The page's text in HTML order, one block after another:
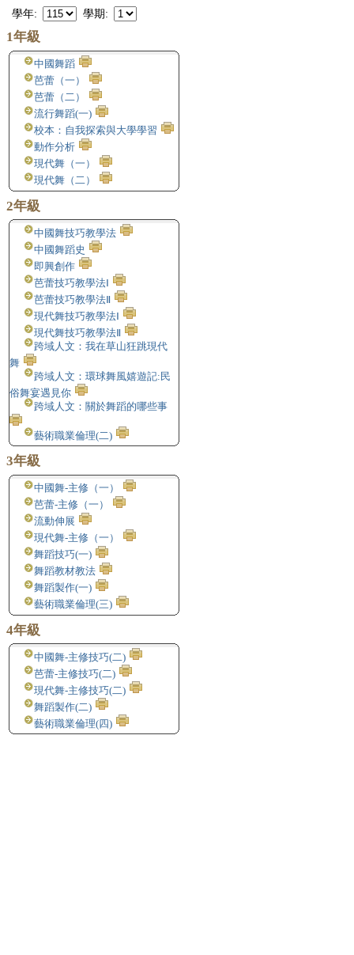
學年: 學期:
1年級
中國舞蹈
芭蕾（一）
芭蕾（二）
流行舞蹈(一)
校本：自我探索與大學學習
動作分析
現代舞（一）
現代舞（二）
2年級
中國舞技巧教學法
中國舞蹈史
即興創作
芭蕾技巧教學法Ⅰ
芭蕾技巧教學法Ⅱ
現代舞技巧教學法Ⅰ
現代舞技巧教學法Ⅱ
跨域人文：我在草山狂跳現代
舞
跨域人文：環球舞風嬉遊記:民
俗舞宴遇見你
跨域人文：關於舞蹈的哪些事
藝術職業倫理(二)
3年級
中國舞-主修（一）
芭蕾-主修（一）
流動伸展
現代舞-主修（一）
舞蹈技巧(一)
舞蹈教材教法
舞蹈製作(一)
藝術職業倫理(三)
4年級
中國舞-主修技巧(二)
芭蕾-主修技巧(二)
現代舞-主修技巧(二)
舞蹈製作(二)
藝術職業倫理(四)